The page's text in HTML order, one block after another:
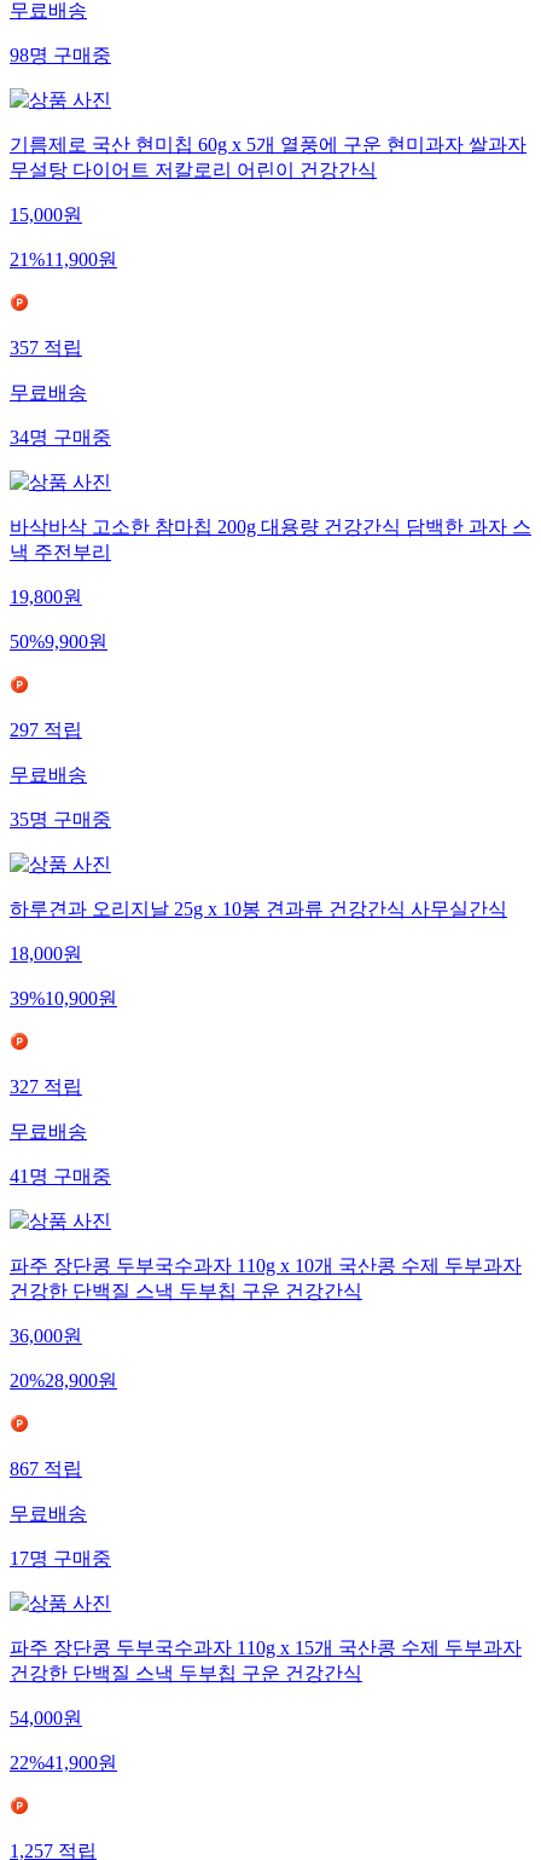
무료배송
98명구매중
기름제로 국산 현미칩 60g x 5개 열풍에 구운 현미과자 쌀과자
무설탕 다이어트 저칼로리 어린이 건강간식
15,000원
21%11,900원
357적립
무료배송
34명구매중
바삭바삭 고소한 참마칩 200g 대용량 건강간식 담백한 과자 스
낵 주전부리
19,800원
50%9,900원
297적립
무료배송
35명구매중
하루견과 오리지날 25g x 10봉 견과류 건강간식 사무실간식
18,000원
39%10,900원
327적립
무료배송
41명구매중
파주 장단콩 두부국수과자 110g x 10개 국산콩 수제 두부과자
건강한 단백질 스낵 두부칩 구운 건강간식
36,000원
20%28,900원
867적립
무료배송
17명구매중
파주 장단콩 두부국수과자 110g x 15개 국산콩 수제 두부과자
건강한 단백질 스낵 두부칩 구운 건강간식
54,000원
22%41,900원